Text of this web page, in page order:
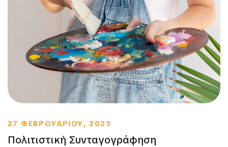
27 ΦΕΒΡΟΥΑΡΙΟΥ, 2025
Πολιτιστική Συνταγογράφηση